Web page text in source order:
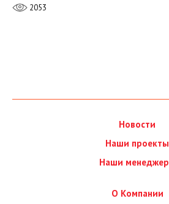
2053
Новости
Наши проекты
Наши
О Компании